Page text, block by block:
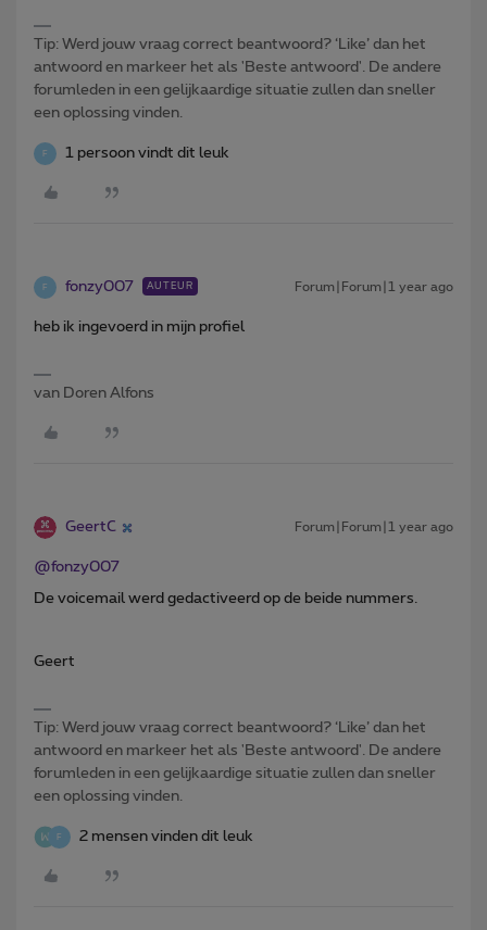
Tip: Werd jouw vraag correct beantwoord? ‘Like’ dan het
antwoord en markeer het als 'Beste antwoord'. De andere
forumleden in een gelijkaardige situatie zullen dan sneller
een oplossing vinden.
F 1 persoon vindt dit leuk
F fonzy007 AUTEUR Forum|Forum|1 year ago
heb ik ingevoerd in mijn profiel
van Doren Alfons
GeertC Forum|Forum|1 year ago
@fonzy007
De voicemail werd gedactiveerd op de beide nummers.
Geert
Tip: Werd jouw vraag correct beantwoord? ‘Like’ dan het
antwoord en markeer het als 'Beste antwoord'. De andere
forumleden in een gelijkaardige situatie zullen dan sneller
een oplossing vinden.
F 2 mensen vinden dit leuk